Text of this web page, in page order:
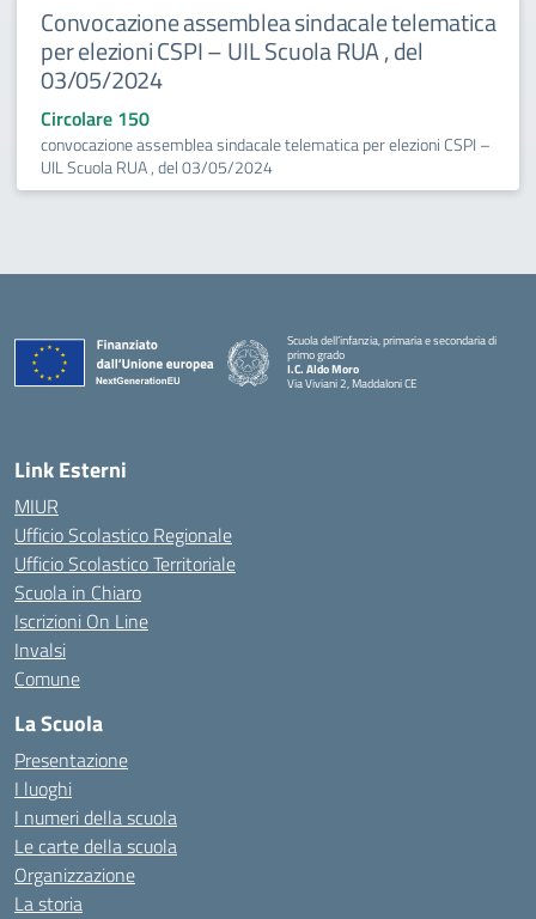
Convocazione assemblea sindacale telematica
per elezioni CSPI – UIL Scuola RUA , del
03/05/2024
Circolare 150
convocazione assemblea sindacale telematica per elezioni CSPI –
UIL Scuola RUA , del 03/05/2024
Scuola dell’infanzia, primaria e secondaria di
primo grado
I.C. Aldo Moro
Via Viviani 2, Maddaloni CE
Link Esterni
MIUR
Ufficio Scolastico Regionale
Ufficio Scolastico Territoriale
Scuola in Chiaro
Iscrizioni On Line
Invalsi
Comune
La Scuola
Presentazione
I luoghi
I numeri della scuola
Le carte della scuola
Organizzazione
La storia